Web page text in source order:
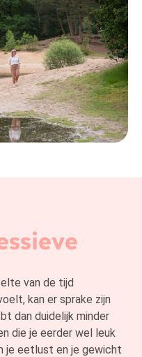
van de tijd
kan er sprake zijn
dan duidelijk minder
die je eerder wel leuk
je eetlust en je gewicht